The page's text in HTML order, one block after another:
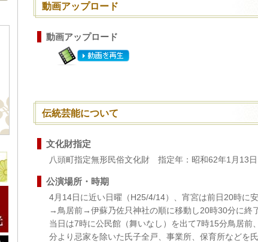
動画アップロード
動画アップロード
伝統芸能について
文化財指定
八頭町指定無形民俗文化財 指定年：昭和62年1月13日
公演場所・時期
4月14日に近い日曜（H25/4/14）、宵宮は前日20時に
→鳥居前→伊蘇乃佐只神社の順に移動し20時30分に終了
当日は7時に公民館（舞いなし）を出て7時15分鳥居前
分より忌家を除いた氏子全戸、事業所、保育所などを